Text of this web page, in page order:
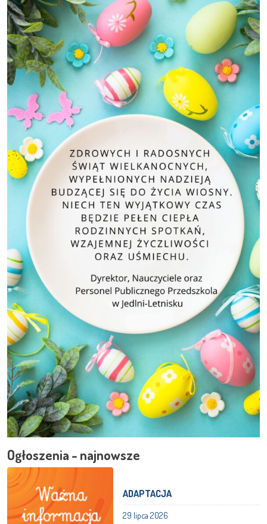
Ogłoszenia - najnowsze
ADAPTACJA
29 lipca 2026